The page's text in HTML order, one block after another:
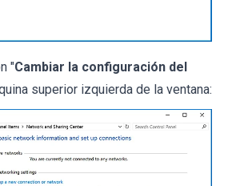
"Cambiar la configuración del
superior izquierda de la ventana: